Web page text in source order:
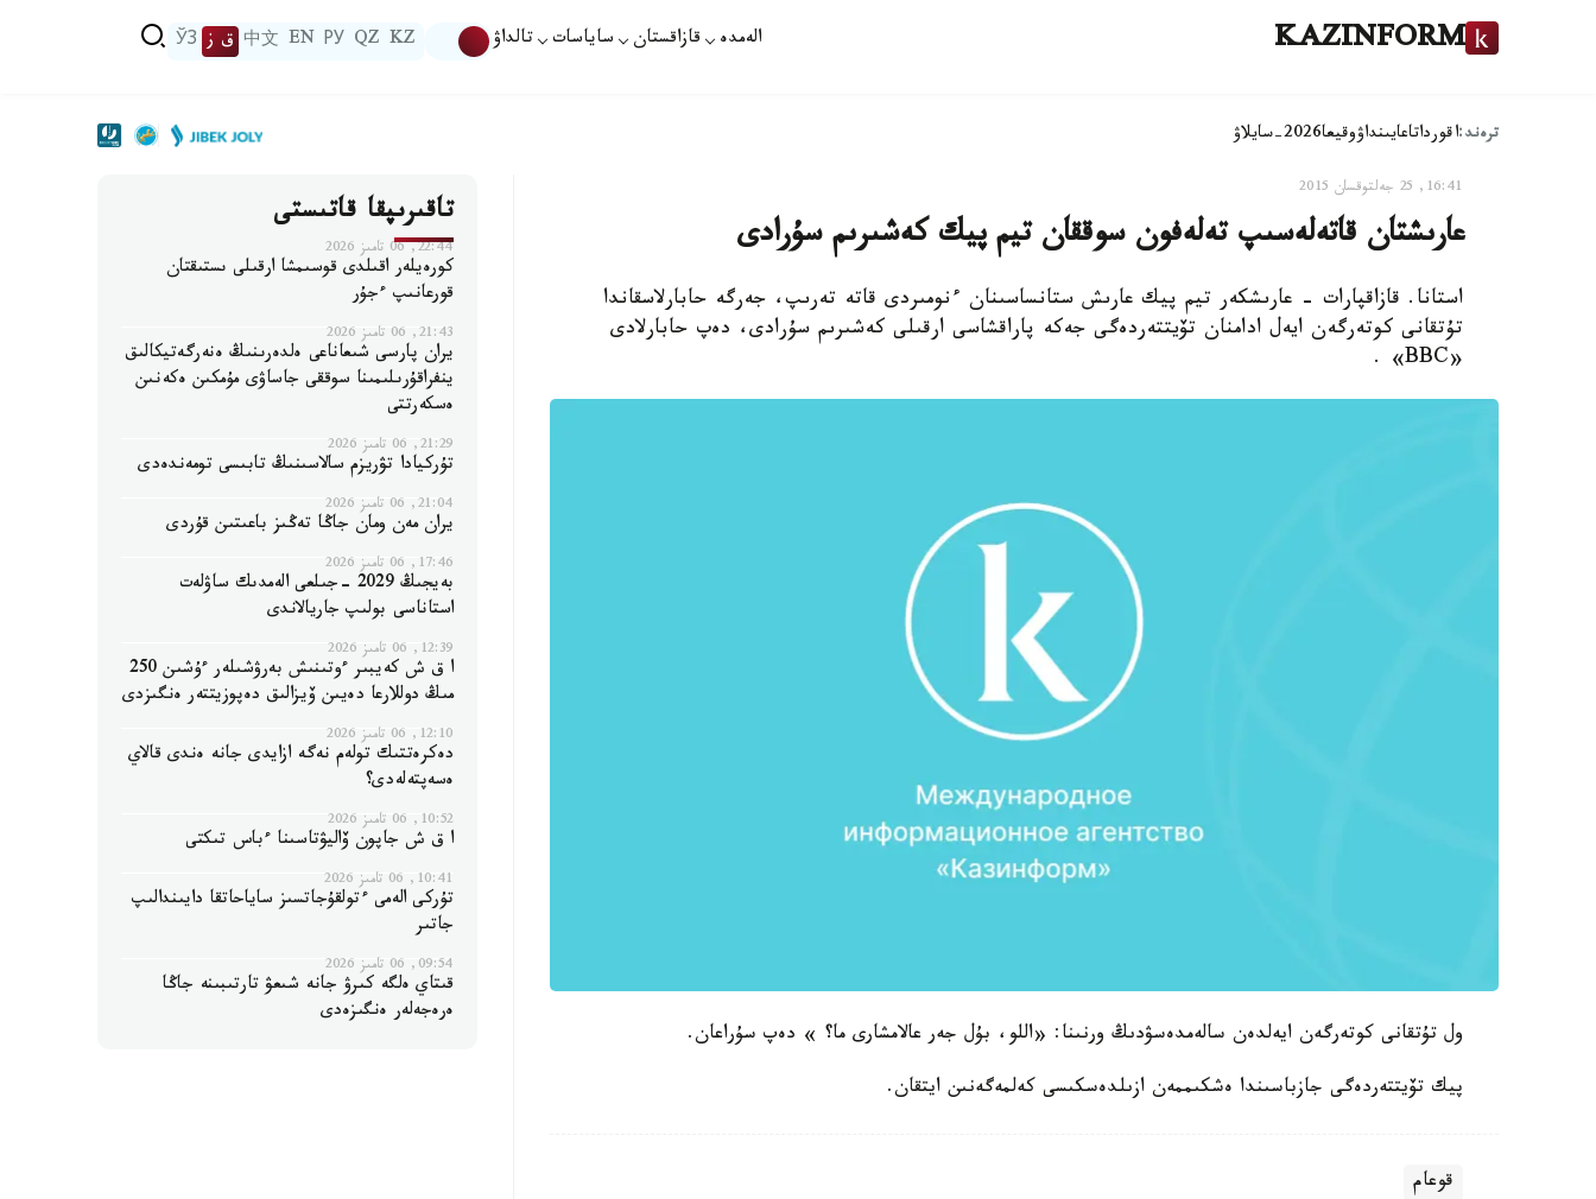
KAZINFORM الەمدە قازاقستان ساياسات تالداۋ KZ
QZ
РУ
EN
中文 ق ز ЎЗ
ترەند:اقورداتاعايىنداۋوقيعا2026-سايلاۋ
16:41, 25 جەلتوقسان 2015
عارىشتان قاتەلەسىپ تەلەفون سوققان تيم پيك كەشىرىم سۇرادى
استانا. قازاقپارات - عارىشكەر تيم پيك عارىش ستانساسىنان ءنومىردى قاتە تەرىپ، جەرگە حابارلاسقاندا
تۇتقانى كوتەرگەن ايەل ادامنان تۆيتتەردەگى جەكە پاراقشاسى ارقىلى كەشىرىم سۇرادى، دەپ حابارلادى
«BBC» .
ول تۇتقانى كوتەرگەن ايەلدەن سالەمدەسۋدىڭ ورنىنا: «اللو، بۇل جەر عالامشارى ما؟ » دەپ سۇراعان.
پيك تۆيتتەردەگى جازباسىندا ەشكىممەن ازىلدەسكىسى كەلمەگەنىن ايتقان.
قوعام
تاقىرىپقا قاتىستى
22:44, 06 تامىز 2026
كورەيلەر اقىلدى قوسىمشا ارقىلى ىستىقتان
قورعانىپ ءجۇر
21:43, 06 تامىز 2026
يران پارسى شىعاناعى ەلدەرىنىڭ ەنەرگەتيكالىق
ينفراقۇرىلىمىنا سوققى جاساۋى مۇمكىن ەكەنىن
ەسكەرتتى
21:29, 06 تامىز 2026
تۇركيادا تۋريزم سالاسىنىڭ تابىسى تومەندەدى
21:04, 06 تامىز 2026
يران مەن ومان جاڭا تەڭىز باعىتىن قۇردى
17:46, 06 تامىز 2026
بەيجىڭ 2029 -جىلعى الەمدىك ساۋلەت
استاناسى بولىپ جاريالاندى
12:39, 06 تامىز 2026
ا ق ش كەيبىر ءوتىنىش بەرۋشىلەر ءۇشىن 250
مىڭ دوللارعا دەيىن ۆيزالىق دەپوزيتتەر ەنگىزدى
12:10, 06 تامىز 2026
دەكرەتتىك تولەم نەگە ازايدى جانە ەندى قالاي
ەسەپتەلەدى؟
10:52, 06 تامىز 2026
ا ق ش جاپون ۆاليۋتاسىنا ءباس تىكتى
10:41, 06 تامىز 2026
تۇركى الەمى ءتولقۇجاتسىز ساياحاتقا دايىندالىپ
جاتىر
09:54, 06 تامىز 2026
قىتاي ەلگە كىرۋ جانە شىعۋ تارتىبىنە جاڭا
ەرەجەلەر ەنگىزەدى